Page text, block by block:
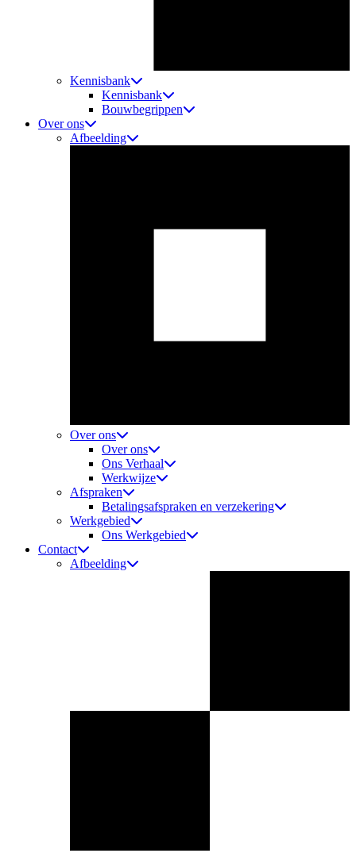
Kennisbank
Kennisbank
Bouwbegrippen
Over ons
Afbeelding
Over ons
Over ons
Ons Verhaal
Werkwijze
Afspraken
Betalingsafspraken en verzekering
Werkgebied
Ons Werkgebied
Contact
Afbeelding